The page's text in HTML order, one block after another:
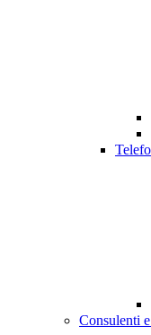
Consulenti